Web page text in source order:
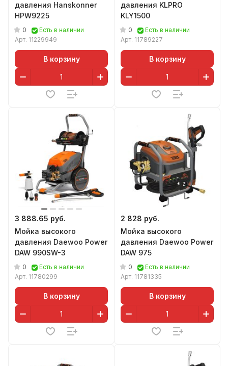
давления Hanskonner
HPW9225
0
Есть в наличии
Арт. 11229949
В корзину
давления KLPRO
KLY1500
0
Есть в наличии
Арт. 11789227
В корзину
3 888.65 руб.
Мойка высокого
давления Daewoo Power
DAW 990SW-3
0
Есть в наличии
Арт. 11780299
В корзину
2 828 руб.
Мойка высокого
давления Daewoo Power
DAW 975
0
Есть в наличии
Арт. 11781335
В корзину